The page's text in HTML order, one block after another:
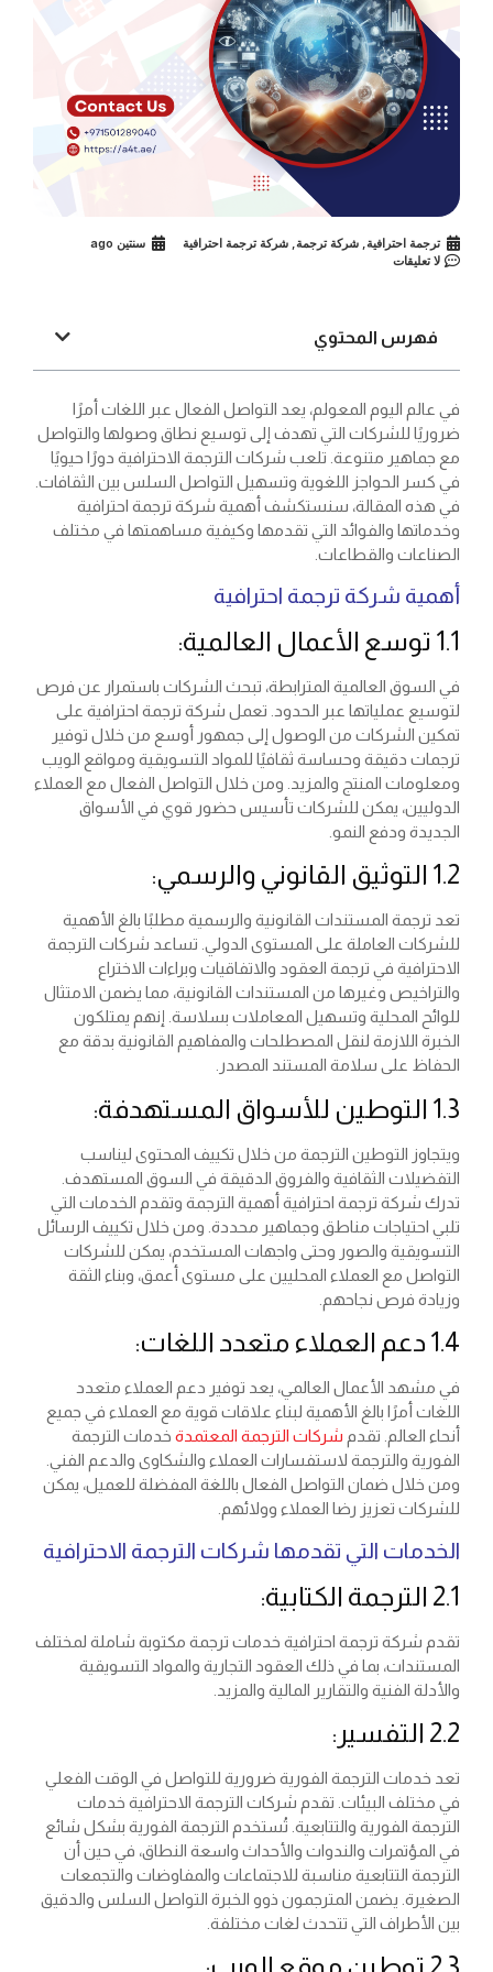
ترجمة احترافية شركة ترجمة شركة ترجمة احترافية
سنتين ago
لا تعليقات
فهرس المحتوي
في عالم اليوم المعولم، يعد التواصل الفعال عبر اللغات أمرًا
ضروريًا للشركات التي تهدف إلى توسيع نطاق وصولها والتواصل
مع جماهير متنوعة. تلعب شركات الترجمة الاحترافية دورًا حيويًا
في كسر الحواجز اللغوية وتسهيل التواصل السلس بين الثقافات.
في هذه المقالة، سنستكشف أهمية شركة ترجمة احترافية
وخدماتها والفوائد التي تقدمها وكيفية مساهمتها في مختلف
الصناعات والقطاعات.
أهمية شركة ترجمة احترافية
1.1 توسع الأعمال العالمية:
في السوق العالمية المترابطة، تبحث الشركات باستمرار عن فرص
لتوسيع عملياتها عبر الحدود. تعمل شركة ترجمة احترافية على
تمكين الشركات من الوصول إلى جمهور أوسع من خلال توفير
ترجمات دقيقة وحساسة ثقافيًا للمواد التسويقية ومواقع الويب
ومعلومات المنتج والمزيد. ومن خلال التواصل الفعال مع العملاء
الدوليين، يمكن للشركات تأسيس حضور قوي في الأسواق
الجديدة ودفع النمو.
1.2 التوثيق القانوني والرسمي:
تعد ترجمة المستندات القانونية والرسمية مطلبًا بالغ الأهمية
للشركات العاملة على المستوى الدولي. تساعد شركات الترجمة
الاحترافية في ترجمة العقود والاتفاقيات وبراءات الاختراع
والتراخيص وغيرها من المستندات القانونية، مما يضمن الامتثال
للوائح المحلية وتسهيل المعاملات بسلاسة. إنهم يمتلكون
الخبرة اللازمة لنقل المصطلحات والمفاهيم القانونية بدقة مع
الحفاظ على سلامة المستند المصدر.
1.3 التوطين للأسواق المستهدفة:
ويتجاوز التوطين الترجمة من خلال تكييف المحتوى ليناسب
التفضيلات الثقافية والفروق الدقيقة في السوق المستهدف.
تدرك شركة ترجمة احترافية أهمية الترجمة وتقدم الخدمات التي
تلبي احتياجات مناطق وجماهير محددة. ومن خلال تكييف الرسائل
التسويقية والصور وحتى واجهات المستخدم، يمكن للشركات
التواصل مع العملاء المحليين على مستوى أعمق، وبناء الثقة
وزيادة فرص نجاحهم.
1.4 دعم العملاء متعدد اللغات:
في مشهد الأعمال العالمي، يعد توفير دعم العملاء متعدد
اللغات أمرًا بالغ الأهمية لبناء علاقات قوية مع العملاء في جميع
أنحاء العالم. تقدم شركات الترجمة المعتمدة خدمات الترجمة
الفورية والترجمة لاستفسارات العملاء والشكاوى والدعم الفني.
ومن خلال ضمان التواصل الفعال باللغة المفضلة للعميل، يمكن
للشركات تعزيز رضا العملاء وولائهم.
الخدمات التي تقدمها شركات الترجمة الاحترافية
2.1 الترجمة الكتابية:
تقدم شركة ترجمة احترافية خدمات ترجمة مكتوبة شاملة لمختلف
المستندات، بما في ذلك العقود التجارية والمواد التسويقية
والأدلة الفنية والتقارير المالية والمزيد.
2.2 التفسير:
تعد خدمات الترجمة الفورية ضرورية للتواصل في الوقت الفعلي
في مختلف البيئات. تقدم شركات الترجمة الاحترافية خدمات
الترجمة الفورية والتتابعية. تُستخدم الترجمة الفورية بشكل شائع
في المؤتمرات والندوات والأحداث واسعة النطاق، في حين أن
الترجمة التتابعية مناسبة للاجتماعات والمفاوضات والتجمعات
الصغيرة. يضمن المترجمون ذوو الخبرة التواصل السلس والدقيق
بين الأطراف التي تتحدث لغات مختلفة.